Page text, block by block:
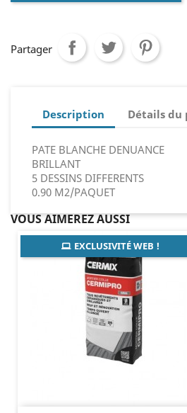
Partager
Description Détails du
PATE BLANCHE DENUANCE
BRILLANT
5 DESSINS DIFFERENTS
0.90 M2/PAQUET
VOUS AIMEREZ AUSSI
EXCLUSIVITÉ WEB !